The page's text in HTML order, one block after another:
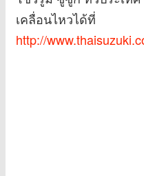
เคลื่อนไหวได้ที่
http://